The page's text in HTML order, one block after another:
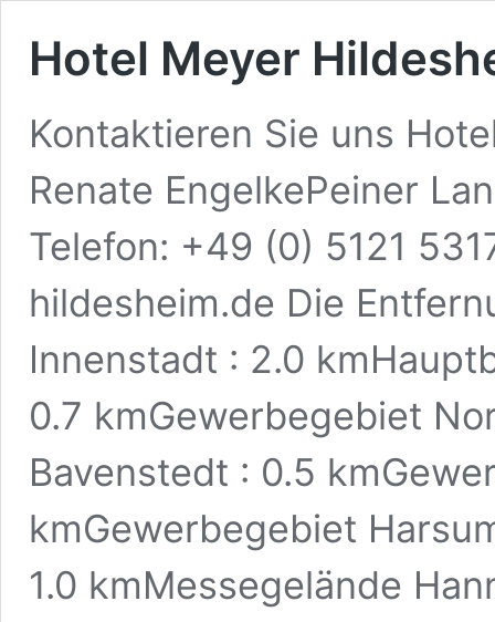
Hotel Meyer
Kontaktieren Sie uns
Renate EngelkePeiner
Telefon: +49 (0) 5121
hildesheim.de Die
Innenstadt : 2.0
0.7 kmGewerbegebiet
Bavenstedt : 0.5
kmGewerbegebiet
1.0 kmMessegelände